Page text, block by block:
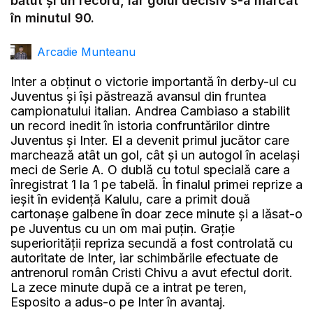
în minutul 90.
Arcadie Munteanu
Inter a obținut o victorie importantă în derby-ul cu
Juventus și își păstrează avansul din fruntea
campionatului italian. Andrea Cambiaso a stabilit
un record inedit în istoria confruntărilor dintre
Juventus și Inter. El a devenit primul jucător care
marchează atât un gol, cât și un autogol în același
meci de Serie A. O dublă cu totul specială care a
înregistrat 1 la 1 pe tabelă. În finalul primei reprize a
ieșit în evidență Kalulu, care a primit două
cartonașe galbene în doar zece minute și a lăsat-o
pe Juventus cu un om mai puțin. Grație
superiorității repriza secundă a fost controlată cu
autoritate de Inter, iar schimbările efectuate de
antrenorul român Cristi Chivu a avut efectul dorit.
La zece minute după ce a intrat pe teren,
Esposito a adus-o pe Inter în avantaj.